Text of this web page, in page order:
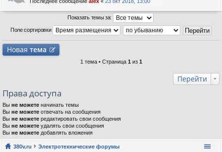
Показать темы за:
Поле сортировки
Новая тема
1 тема • Страница 1 из 1
Перейти
Права доступа
Вы не можете начинать темы
Вы не можете отвечать на сообщения
Вы не можете редактировать свои сообщения
Вы не можете удалять свои сообщения
Вы не можете добавлять вложения
380v.ru Электротехнические форумы